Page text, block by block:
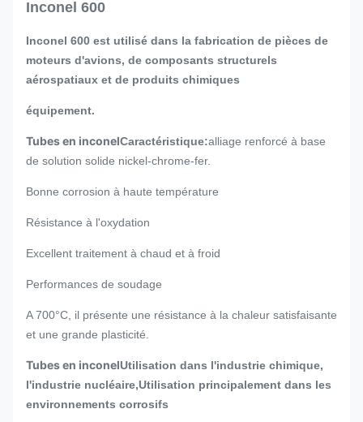
Inconel 600
Inconel 600 est utilisé dans la fabrication de pièces de
moteurs d'avions, de composants structurels
aérospatiaux et de produits chimiques
équipement.
Tubes en inconelCaractéristique:alliage renforcé à base
de solution solide nickel-chrome-fer.
Bonne corrosion à haute température
Résistance à l'oxydation
Excellent traitement à chaud et à froid
Performances de soudage
A 700°C, il présente une résistance à la chaleur satisfaisante
et une grande plasticité.
Tubes en inconelUtilisation dans l'industrie chimique,
l'industrie nucléaire,Utilisation principalement dans les
environnements corrosifs